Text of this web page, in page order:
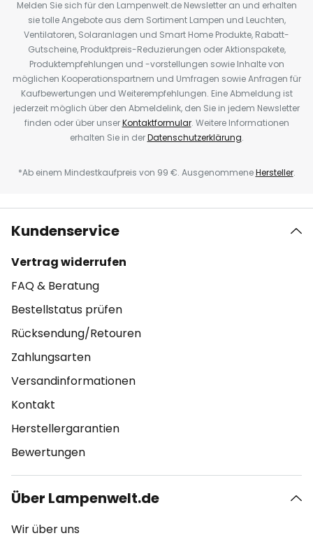
Melden Sie sich für den Lampenwelt.de Newsletter an und erhalten
sie tolle Angebote aus dem Sortiment Lampen und Leuchten,
Ventilatoren, Solaranlagen und Smart Home Produkte, Rabatt-
Gutscheine, Produktpreis-Reduzierungen oder Aktionspakete,
Produktempfehlungen und -vorstellungen sowie Inhalte von
möglichen Kooperationspartnern und Umfragen sowie Anfragen für
Kaufbewertungen und Weiterempfehlungen. Eine Abmeldung ist
jederzeit möglich über den Abmeldelink, den Sie in jedem Newsletter
finden oder über unserKontaktformular. Weitere Informationen
erhalten Sie in derDatenschutzerklärung.
*Ab einem Mindestkaufpreis von 99 €. AusgenommeneHersteller.
Kundenservice
Vertrag widerrufen
FAQ & Beratung
Bestellstatus prüfen
Rücksendung/Retouren
Zahlungsarten
Versandinformationen
Kontakt
Herstellergarantien
Bewertungen
Über Lampenwelt.de
Wir über uns